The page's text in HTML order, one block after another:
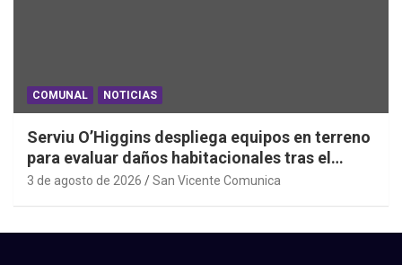
COMUNAL NOTICIAS
Serviu O’Higgins despliega equipos en terreno
para evaluar daños habitacionales tras el
Sistema Frontal
3 de agosto de 2026 San Vicente Comunica